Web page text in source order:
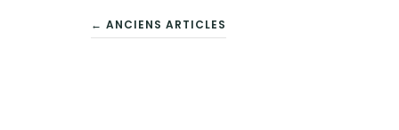
NAVIGATION
← ANCIENS ARTICLES